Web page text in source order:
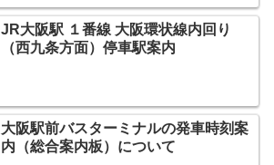
JR大阪駅 １番線 大阪環状線内回り
（西九条方面）停車駅案内
大阪駅前バスターミナルの発車時刻案
内（総合案内板）について